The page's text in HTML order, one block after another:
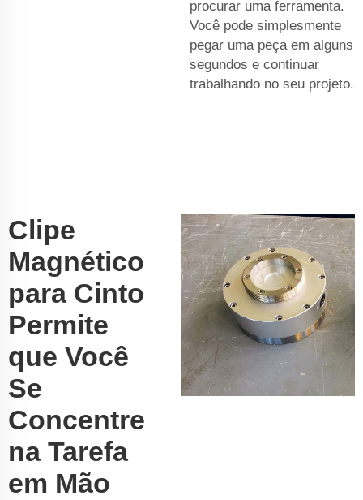
procurar uma ferramenta.
Você pode simplesmente
pegar uma peça em alguns
segundos e continuar
trabalhando no seu projeto.
Clipe
Magnético
para Cinto
Permite
que Você
Se
Concentre
na Tarefa
em Mão